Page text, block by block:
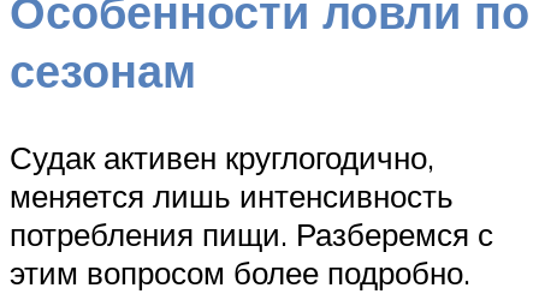
Особенности ловли по
сезонам
Судак активен круглогодично,
меняется лишь интенсивность
потребления пищи. Разберемся с
этим вопросом более подробно.